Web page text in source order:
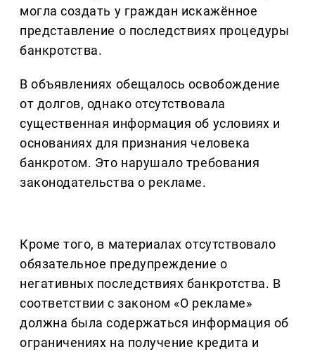
могла создать у граждан искажённое
представление о последствиях процедуры
банкротства.
В объявлениях обещалось освобождение
от долгов, однако отсутствовала
существенная информация об условиях и
основаниях для признания человека
банкротом. Это нарушало требования
законодательства о рекламе.
Кроме того, в материалах отсутствовало
обязательное предупреждение о
негативных последствиях банкротства. В
соответствии с законом «О рекламе»
должна была содержаться информация об
ограничениях на получение кредита и